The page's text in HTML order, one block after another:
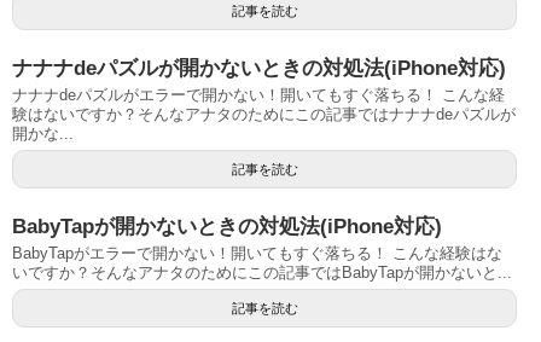
記事を読む
ナナナdeパズルが開かないときの対処法(iPhone対応)
ナナナdeパズルがエラーで開かない！開いてもすぐ落ちる！ こんな経
験はないですか？そんなアナタのためにこの記事ではナナナdeパズルが
開かな...
記事を読む
BabyTapが開かないときの対処法(iPhone対応)
BabyTapがエラーで開かない！開いてもすぐ落ちる！ こんな経験はな
いですか？そんなアナタのためにこの記事ではBabyTapが開かないと...
記事を読む